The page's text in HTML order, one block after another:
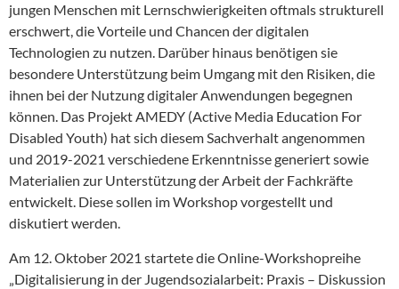
jungen Menschen mit Lernschwierigkeiten oftmals strukturell
erschwert, die Vorteile und Chancen der digitalen
Technologien zu nutzen. Darüber hinaus benötigen sie
besondere Unterstützung beim Umgang mit den Risiken, die
ihnen bei der Nutzung digitaler Anwendungen begegnen
können. Das Projekt AMEDY (Active Media Education For
Disabled Youth) hat sich diesem Sachverhalt angenommen
und 2019-2021 verschiedene Erkenntnisse generiert sowie
Materialien zur Unterstützung der Arbeit der Fachkräfte
entwickelt. Diese sollen im Workshop vorgestellt und
diskutiert werden.
Am 12. Oktober 2021 startete die Online-Workshopreihe
„Digitalisierung in der Jugendsozialarbeit: Praxis – Diskussion